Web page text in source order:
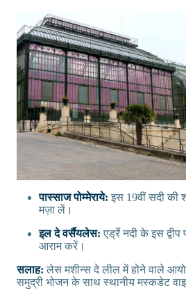
पास्साज पोम्मेराये: इस 19वीं सदी की
मज़ा लें।
इल दे वर्सैयलेस: एर्ड्रे नदी के इस द्वीप
आराम करें।
सलाह:लेस मशीन्स दे लील में होने वाले
समुद्री भोजन के साथ स्थानीय मस्कडेट